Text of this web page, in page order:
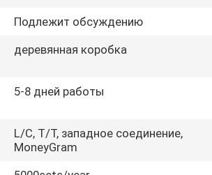
Подлежит обсуждению
деревянная коробка
5-8 дней работы
L/C, T/T, западное соединение,
MoneyGram